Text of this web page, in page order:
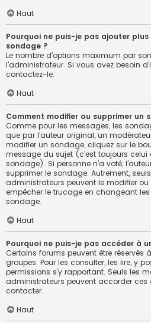
Haut
Pourquoi ne puis-je pas ajouter plus
sondage ?
Le nombre d’options maximum par
l’administrateur. Si vous avez besoin
contactez-le.
Haut
Comment modifier ou supprimer un
Comme pour les messages, les
que par l’auteur original, un
modifier un sondage, cliquez sur le
message du sujet (c’est toujours
sondage). Si personne n’a voté,
supprimer le sondage. Autrement,
administrateurs peuvent le modifier
empêcher le trucage en changeant
sondage.
Haut
Pourquoi ne puis-je pas accéder à
Certains forums peuvent être réservés
groupes. Pour les consulter, les lire, y
permissions s’y rapportant. Seuls les
administrateurs peuvent accorder ces
contacter.
Haut